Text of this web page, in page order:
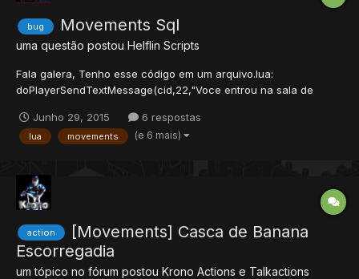
bug Movements Sql
uma questão postou Helflin Scripts
Fala galera, Tenho esse código em um arquivo.lua:
doPlayerSendTextMessage(cid,22,"Voce entrou na sala de
WHERE name = '".. getCreatureName(cid).."'") Porém tem um
problema, quando o CreatureName tem ' no meio, tipo Knight'F...
Junho 29, 2015 6 respostas
lua movements (e 6 mais)
action
[Movements] Casca de Banana
Escorregadia
um tópico no fórum postou Krono Actions e Talkactions